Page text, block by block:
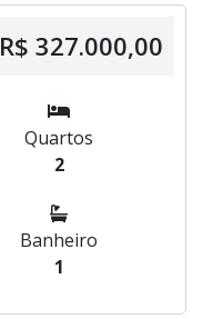
R$ 327.000,00
Quartos
2
Banheiro
1